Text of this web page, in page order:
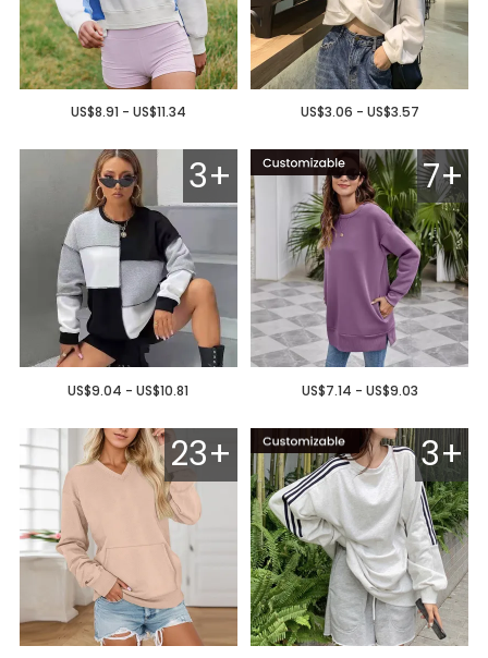
US$8.91 - US$11.34 US$3.06 - US$3.57
3+
US$9.04 - US$10.81
7+
US$7.14 - US$9.03
23+ 3+